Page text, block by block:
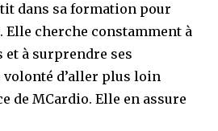
de confidentialité
publications
dans sa formation pour
Elle cherche constamment à
à surprendre ses
d’aller plus loin
de MCardio. Elle en assure